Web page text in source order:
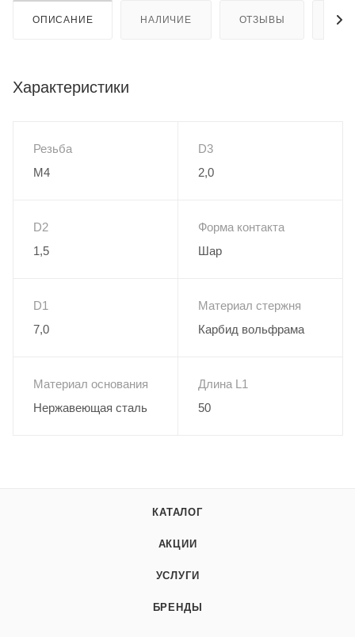
ОПИСАНИЕ НАЛИЧИЕ ОТЗЫВЫ
Характеристики
Резьба
M4
D3
2,0
D2
1,5
Форма контакта
Шар
D1
7,0
Материал стержня
Карбид вольфрама
Материал основания
Нержавеющая сталь
Длина L1
50
КАТАЛОГ
АКЦИИ
УСЛУГИ
БРЕНДЫ